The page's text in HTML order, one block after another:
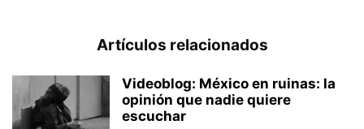
Artículos relacionados
Videoblog: México en ruinas: la
opinión que nadie quiere
escuchar